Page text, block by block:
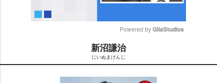
t
e
Powered by GliaStudios
新沼謙治
にいぬまけんじ